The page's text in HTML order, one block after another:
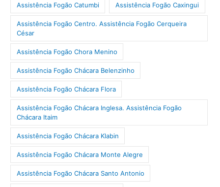
Assistência Fogão Catumbi Assistência Fogão Caxingui
Assistência Fogão Centro. Assistência Fogão Cerqueira
César
Assistência Fogão Chora Menino
Assistência Fogão Chácara Belenzinho
Assistência Fogão Chácara Flora
Assistência Fogão Chácara Inglesa. Assistência Fogão
Chácara Itaim
Assistência Fogão Chácara Klabin
Assistência Fogão Chácara Monte Alegre
Assistência Fogão Chácara Santo Antonio